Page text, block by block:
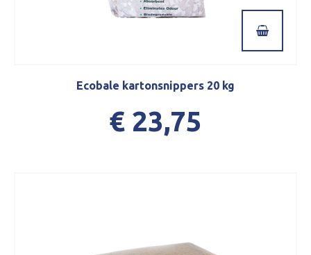
Ecobale kartonsnippers 20 kg
€ 23,75